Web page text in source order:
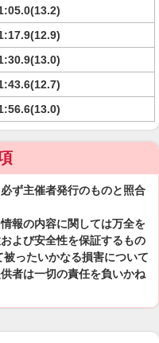
ず主催者発行のものと照合
報の内容に関しては万全を
よび安全性を保証するもの
ったいかなる損害について
者は一切の責任を負いかね